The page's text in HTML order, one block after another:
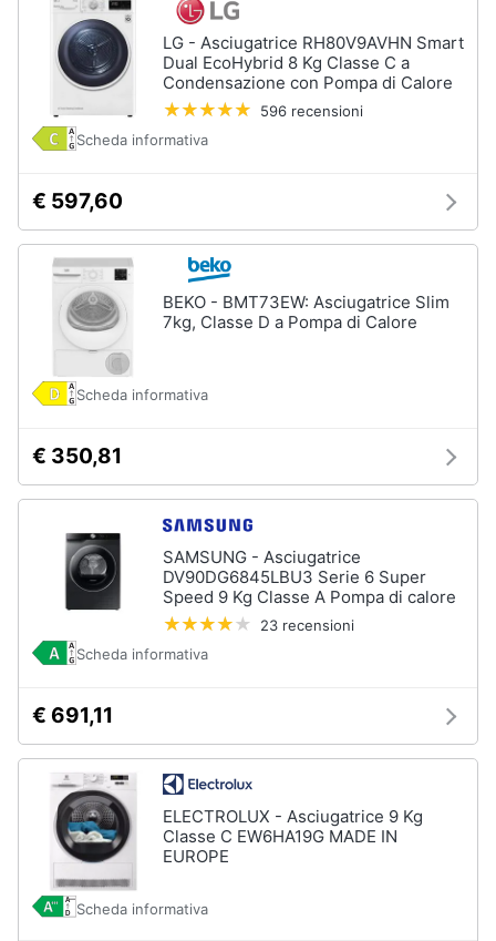
Animali
Motori
cd
dvd
Festività
ricorrenze
Promozioni
Servizi
Elettrico
Cappa
Piano
Cottura
tutti
Elettrodomestici
incasso
Lavastoviglie
Incasso
da
Piano
tutti
Pulizia
casa
Aspirapolvere
Dyson
Aspirapolvere
Vaporella
LG - Asciugatrice RH80V9AVHN Smart
Dual EcoHybrid 8 Kg Classe C a
Condensazione con Pompa di Calore
596 recensioni
Scheda informativa
€ 597,60
BEKO - BMT73EW: Asciugatrice Slim
7kg, Classe D a Pompa di Calore
Scheda informativa
€ 350,81
SAMSUNG - Asciugatrice
DV90DG6845LBU3 Serie 6 Super
Speed 9 Kg Classe A Pompa di calore
23 recensioni
Scheda informativa
€ 691,11
ELECTROLUX - Asciugatrice 9 Kg
Classe C EW6HA19G MADE IN
EUROPE
Scheda informativa